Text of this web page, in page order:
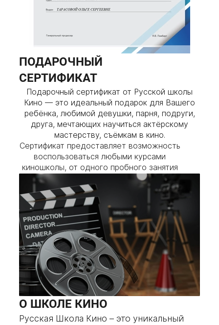
ПОДАРОЧНЫЙ
СЕРТИФИКАТ
Подарочный сертификат от Русской школы
Кино — это идеальный подарок для Вашего
ребёнка, любимой девушки, парня, подруги,
друга, мечтающих научиться актёрскому
мастерству, съёмкам в кино.
Сертификат предоставляет возможность
воспользоваться любыми курсами
киношколы, от одного пробного занятия
до полной оплаты любого выбранного
курса.
ЗАКАЗАТЬ ПОДАРОЧНЫЙ СЕРТИФИКАТ
О ШКОЛЕ КИНО
Русская Школа Кино – это уникальный